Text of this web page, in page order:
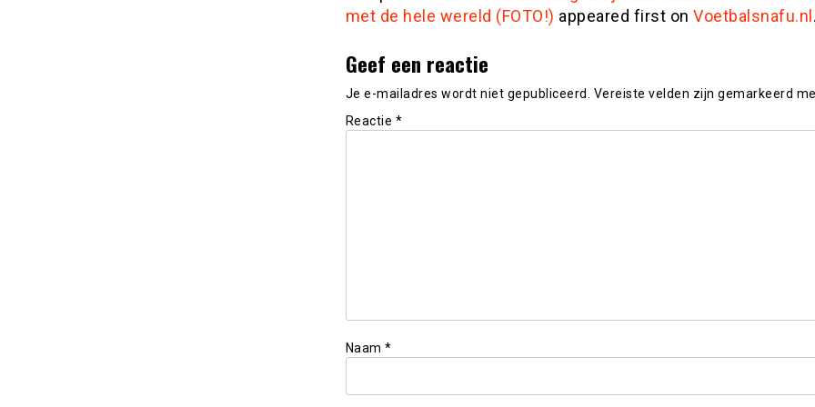
met de hele wereld (FOTO!) appeared first on Voetbalsnafu.nl .
Geef een reactie
Je e-mailadres wordt niet gepubliceerd. Vereiste velden zijn gemarkeerd
Reactie *
Naam *